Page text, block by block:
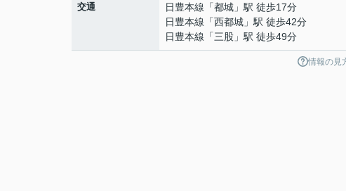
交通 日豊本線 「都城 」駅 徒歩17分
日豊本線 「西都城 」駅 徒歩42分
日豊本線 「三股 」駅 徒歩49分
情報の見